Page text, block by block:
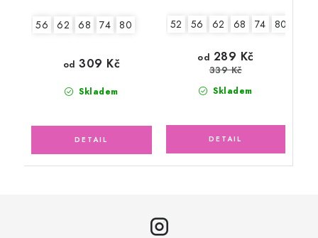
56 62 68 74 80
Skladem
od 309 Kč
52 56 62 68 74 80
Skladem
od 289 Kč
339 Kč